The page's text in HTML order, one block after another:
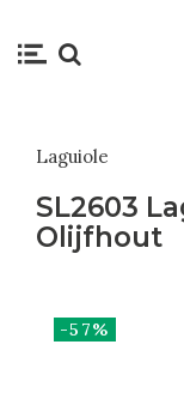
Laguiole
SL2603
Olijfhout
-57%